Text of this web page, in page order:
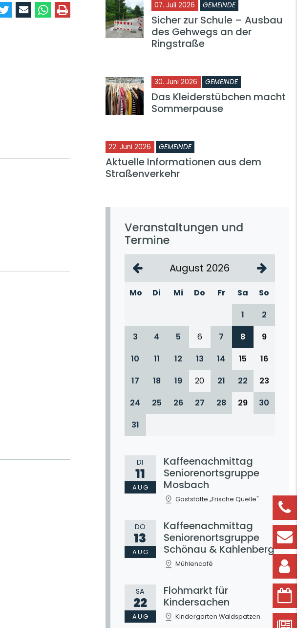
07. Juli 2026 GEMEINDE
Sicher zur Schule – Ausbau
des Gehwegs an der
Ringstraße
30. Juni 2026 GEMEINDE
Das Kleiderstübchen macht
Sommerpause
22. Juni 2026 GEMEINDE
Aktuelle Informationen aus dem
Straßenverkehr
Veranstaltungen und
Termine
August 2026
Mo Di Mi Do Fr Sa
So
1
2
3
4 5 6 7 8
9
10
11 12 13 14 15
16
17
18 19 20 21 22
23
24
25 26 27 28 29
30
31
DI
11
AUG
Kaffeenachmittag
Seniorenortsgruppe
Mosbach
Gaststätte „Frische Quelle"
DO
13
AUG
Kaffeenachmittag
Seniorenortsgruppe
Schönau & Kahlenberg
Mühlencafé
SA
22
AUG
Flohmarkt für
Kindersachen
Kindergarten Waldspatzen